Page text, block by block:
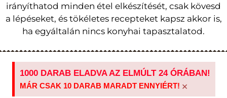
irányíthatod minden étel elkészítését, csak kövesd
a lépéseket, és tökéletes recepteket kapsz akkor is,
ha egyáltalán nincs konyhai tapasztalatod.
1000 DARAB ELADVA AZ ELMÚLT 24 ÓRÁBAN!
MÁR CSAK 10 DARAB MARADT ENNYIÉRT! ×